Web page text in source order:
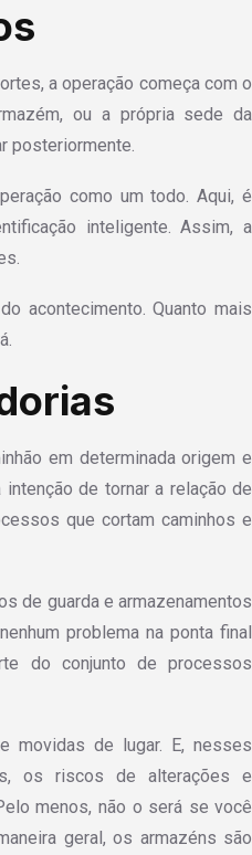
a operação começa com o
ou a própria sede da
posteriormente.
como um todo. Aqui, é
inteligente. Assim, a
acontecimento. Quanto mais
em determinada origem e
de tornar a relação de
que cortam caminhos e
de guarda e armazenamentos
problema na ponta final
do conjunto de processos
movidas de lugar. E, nesses
os riscos de alterações e
menos, não o será se você
geral, os armazéns são